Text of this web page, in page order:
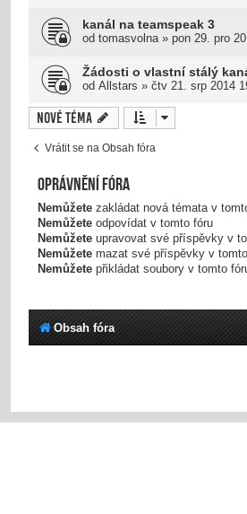
kanál na teamspeak 3
od tomasvolna» pon 29. pro
Žádosti o vlastní stálý
od Allstars » čtv 21. srp 2014
Nové téma
Vrátit se na Obsah fóra
Oprávnění fóra
Nemůžete zakládat nová témata v
Nemůžete odpovídat v tomto fóru
Nemůžete upravovat své příspěvky v
Nemůžete mazat své příspěvky v
Nemůžete přikládat soubory v tomto
Obsah fóra